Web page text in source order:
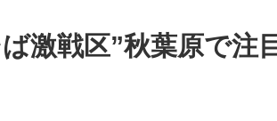
... 「クマが悪者扱いされているの
激戦区”秋葉原で注